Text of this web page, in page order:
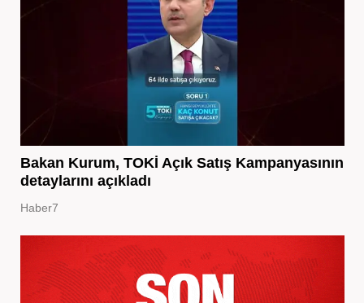
Bakan Kurum, TOKİ Açık Satış Kampanyasının
detaylarını açıkladı
Haber7